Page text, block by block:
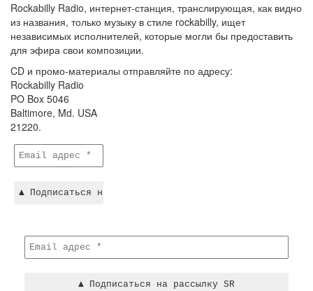
Rockabilly Radio, интернет-станция, транслирующая, как видно
из названия, только музыку в стиле rockabilly, ищет
независимых исполнителей, которые могли бы предоставить
для эфира свои композиции.
CD и промо-материалы отправляйте по адресу:
Rockabilly Radio
PO Box 5046
Baltimore, Md. USA
21220.